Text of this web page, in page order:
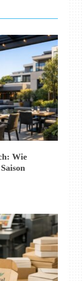
Wie